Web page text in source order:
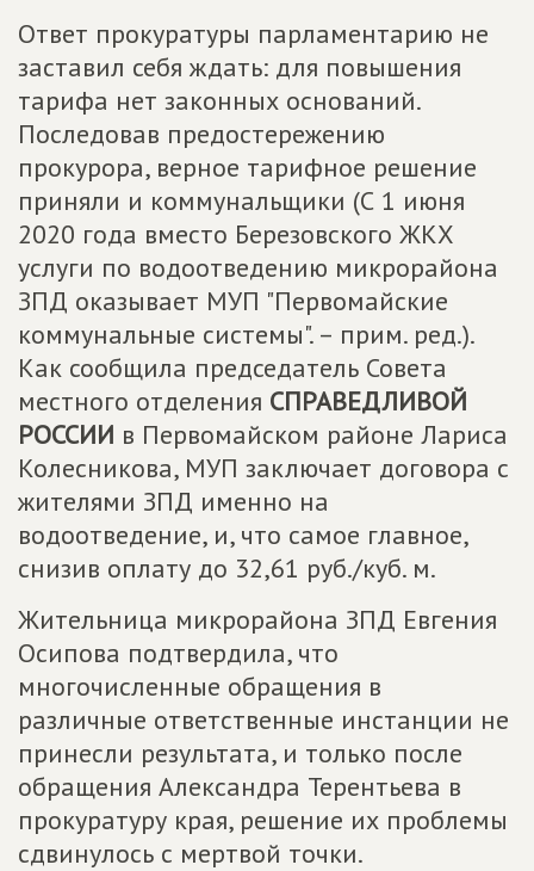
Ответ прокуратуры парламентарию не
заставил себя ждать: для повышения
тарифа нет законных оснований.
Последовав предостережению
прокурора, верное тарифное решение
приняли и коммунальщики (С 1 июня
2020 года вместо Березовского ЖКХ
услуги по водоотведению микрорайона
ЗПД оказывает МУП "Первомайские
коммунальные системы". – прим. ред.).
Как сообщила председатель Совета
местного отделения СПРАВЕДЛИВОЙ
РОССИИ в Первомайском районе Лариса
Колесникова, МУП заключает договора с
жителями ЗПД именно на
водоотведение, и, что самое главное,
снизив оплату до 32,61 руб./куб. м.
Жительница микрорайона ЗПД Евгения
Осипова подтвердила, что
многочисленные обращения в
различные ответственные инстанции не
принесли результата, и только после
обращения Александра Терентьева в
прокуратуру края, решение их проблемы
сдвинулось с мертвой точки.